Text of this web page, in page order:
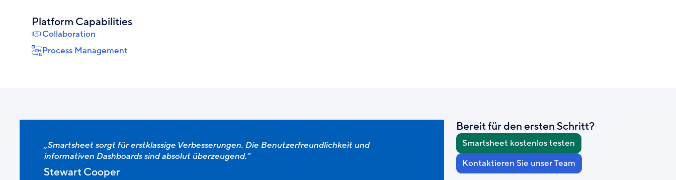
Platform Capabilities
Collaboration
Process Management
„Smartsheet sorgt für erstklassige Verbesserungen. Die Benutzerfreundlichkeit und
informativen Dashboards sind absolut überzeugend.“
Stewart Cooper
Bereit für den ersten Schritt?
Smartsheet kostenlos testen
Kontaktieren Sie unser Team